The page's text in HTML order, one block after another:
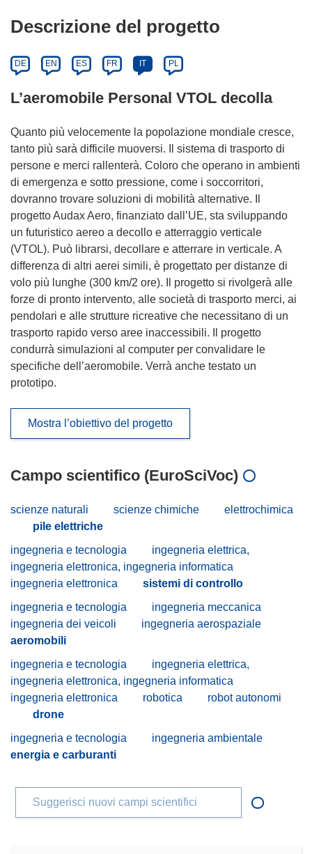
Descrizione del progetto
DE EN ES FR IT PL
L’aeromobile Personal VTOL decolla
Quanto più velocemente la popolazione mondiale cresce,
tanto più sarà difficile muoversi. Il sistema di trasporto di
persone e merci rallenterà. Coloro che operano in ambienti
di emergenza e sotto pressione, come i soccorritori,
dovranno trovare soluzioni di mobilità alternative. Il
progetto Audax Aero, finanziato dall’UE, sta sviluppando
un futuristico aereo a decollo e atterraggio verticale
(VTOL). Può librarsi, decollare e atterrare in verticale. A
differenza di altri aerei simili, è progettato per distanze di
volo più lunghe (300 km/2 ore). Il progetto si rivolgerà alle
forze di pronto intervento, alle società di trasporto merci, ai
pendolari e alle strutture ricreative che necessitano di un
trasporto rapido verso aree inaccessibili. Il progetto
condurrà simulazioni al computer per convalidare le
specifiche dell’aeromobile. Verrà anche testato un
prototipo.
Mostra l’obiettivo del progetto
Campo scientifico (EuroSciVoc)
scienze naturali scienze chimiche
elettrochimica
pile elettriche
ingegneria e tecnologia
ingegneria elettrica,
ingegneria elettronica, ingegneria informatica
ingegneria elettronica
sistemi di controllo
ingegneria e tecnologia
ingegneria meccanica
ingegneria dei veicoli
ingegneria aerospaziale
aeromobili
ingegneria e tecnologia
ingegneria elettrica,
ingegneria elettronica, ingegneria informatica
ingegneria elettronica
robotica
robot autonomi
drone
ingegneria e tecnologia
ingegneria ambientale
energia e carburanti
Suggerisci nuovi campi scientifici